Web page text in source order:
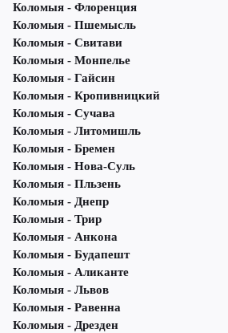
Коломыя - Флоренция
Коломыя - Пшемысль
Коломыя - Свитави
Коломыя - Монпелье
Коломыя - Гайсин
Коломыя - Кропивницкий
Коломыя - Сучава
Коломыя - Литомишль
Коломыя - Бремен
Коломыя - Нова-Суль
Коломыя - Пльзень
Коломыя - Днепр
Коломыя - Трир
Коломыя - Анкона
Коломыя - Будапешт
Коломыя - Аликанте
Коломыя - Львов
Коломыя - Равенна
Коломыя - Дрезден